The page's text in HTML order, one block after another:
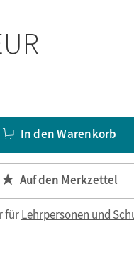
In den Warenkorb
Auf den Merkzettel
fürLehrpersonen und